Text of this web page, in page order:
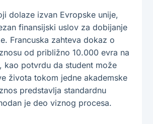
dolaze izvan Evropske unije,
finansijski uslov za dobijanje
Francuska zahteva dokaz o
od približno 10.000 evra na
kao potvrdu da student može
života tokom jedne akademske
predstavlja standardnu
je deo viznog procesa.